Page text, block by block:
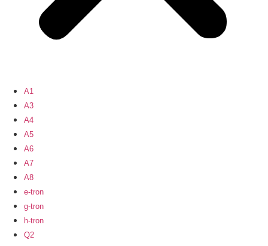
A1
A3
A4
A5
A6
A7
A8
e-tron
g-tron
h-tron
Q2